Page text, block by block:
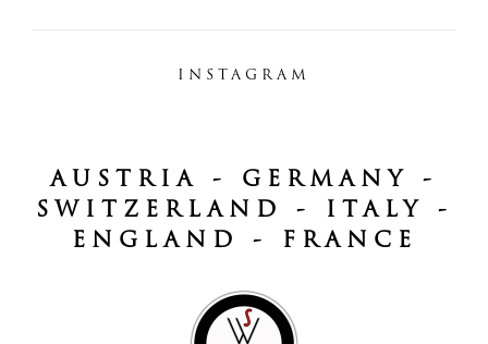
INSTAGRAM
AUSTRIA - GERMANY -
SWITZERLAND - ITALY -
ENGLAND - FRANCE